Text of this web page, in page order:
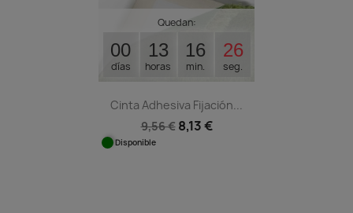
Quedan:
00
días
13
horas
16
min.
25
seg.
Cinta Adhesiva Fijación...
9,56 € 8,13 €
Disponible